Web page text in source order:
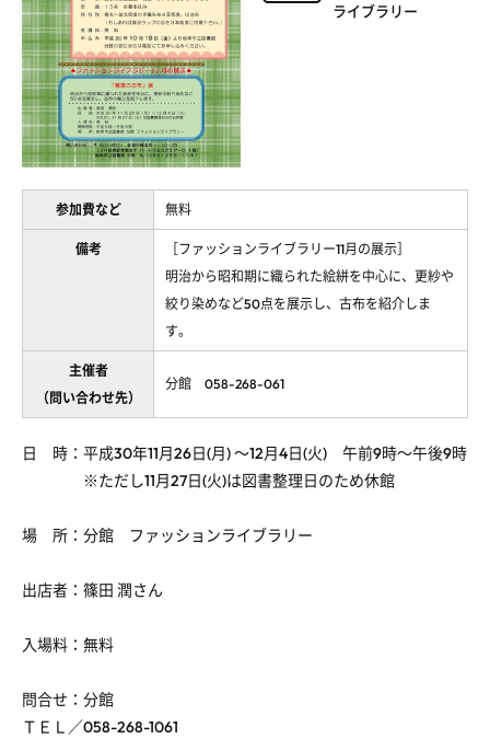
ライブラリー
参加費など 無料
備考
［ファッションライブラリー11月の展示］
明治から昭和期に織られた絵絣を中心に、更紗や
絞り染めなど50点を展示し、古布を紹介しま
す。
主催者
（問い合わせ先）
分館 058-268-061
日 時：平成30年11月26日(月) ～12月4日(火) 午前9時～午後9時
※ただし11月27日(火)は図書整理日のため休館
場 所：分館 ファッションライブラリー
出店者：篠田 潤さん
入場料：無料
問合せ：分館
ＴＥＬ／058-268-1061